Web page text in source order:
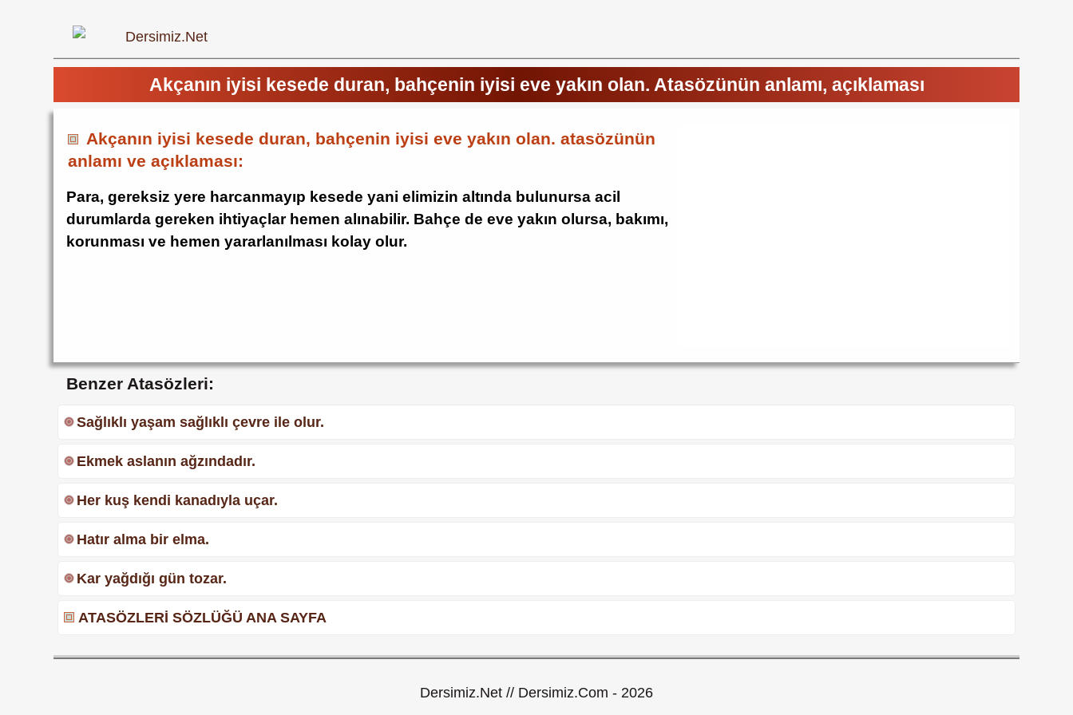
Akçanın iyisi kesede duran, bahçenin iyisi eve yakın olan. Atasözünün anlamı, açıklaması
Akçanın iyisi kesede duran, bahçenin iyisi eve yakın olan. atasözünün
anlamı ve açıklaması:
Para, gereksiz yere harcanmayıp kesede yani elimizin altında bulunursa acil
durumlarda gereken ihtiyaçlar hemen alınabilir. Bahçe de eve yakın olursa, bakımı,
korunması ve hemen yararlanılması kolay olur.
Benzer Atasözleri:
Sağlıklı yaşam sağlıklı çevre ile olur.
Ekmek aslanın ağzındadır.
Her kuş kendi kanadıyla uçar.
Hatır alma bir elma.
Kar yağdığı gün tozar.
ATASÖZLERİ SÖZLÜĞÜ ANA SAYFA
Dersimiz.Net // Dersimiz.Com - 2026